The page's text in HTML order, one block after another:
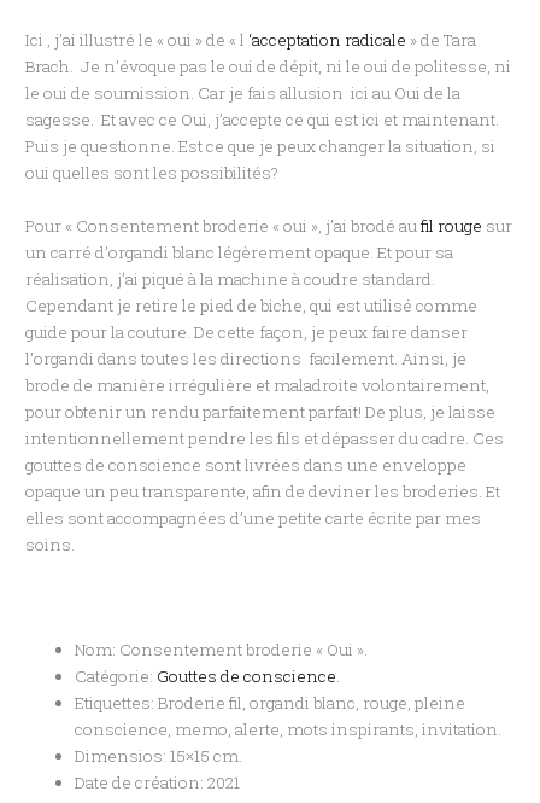
Ici , j’ai illustré le « oui » de « l ‘acceptation radicale » de Tara
Brach. Je n’évoque pas le oui de dépit, ni le oui de politesse, ni
le oui de soumission. Car je fais allusion ici au Oui de la
sagesse. Et avec ce Oui, j’accepte ce qui est ici et maintenant.
Puis je questionne. Est ce que je peux changer la situation, si
oui quelles sont les possibilités?
Pour « Consentement broderie « oui », j’ai brodé aufil rouge sur
un carré d’organdi blanc légèrement opaque. Et pour sa
réalisation, j’ai piqué à la machine à coudre standard.
Cependant je retire le pied de biche, qui est utilisé comme
guide pour la couture. De cette façon, je peux faire danser
l’organdi dans toutes les directions facilement. Ainsi, je
brode de manière irrégulière et maladroite volontairement,
pour obtenir un rendu parfaitement parfait! De plus, je laisse
intentionnellement pendre les fils et dépasser du cadre. Ces
gouttes de conscience sont livrées dans une enveloppe
opaque un peu transparente, afin de deviner les broderies. Et
elles sont accompagnées d’une petite carte écrite par mes
soins.
Nom: Consentement broderie « Oui ».
Catégorie: Gouttes de conscience.
Etiquettes: Broderie fil, organdi blanc, rouge, pleine
conscience, memo, alerte, mots inspirants, invitation.
Dimensios: 15×15 cm.
Date de création: 2021